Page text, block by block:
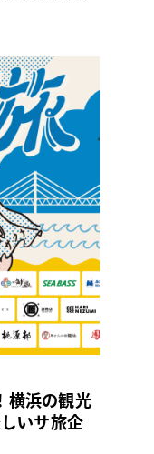
横浜の観光
いサ旅企